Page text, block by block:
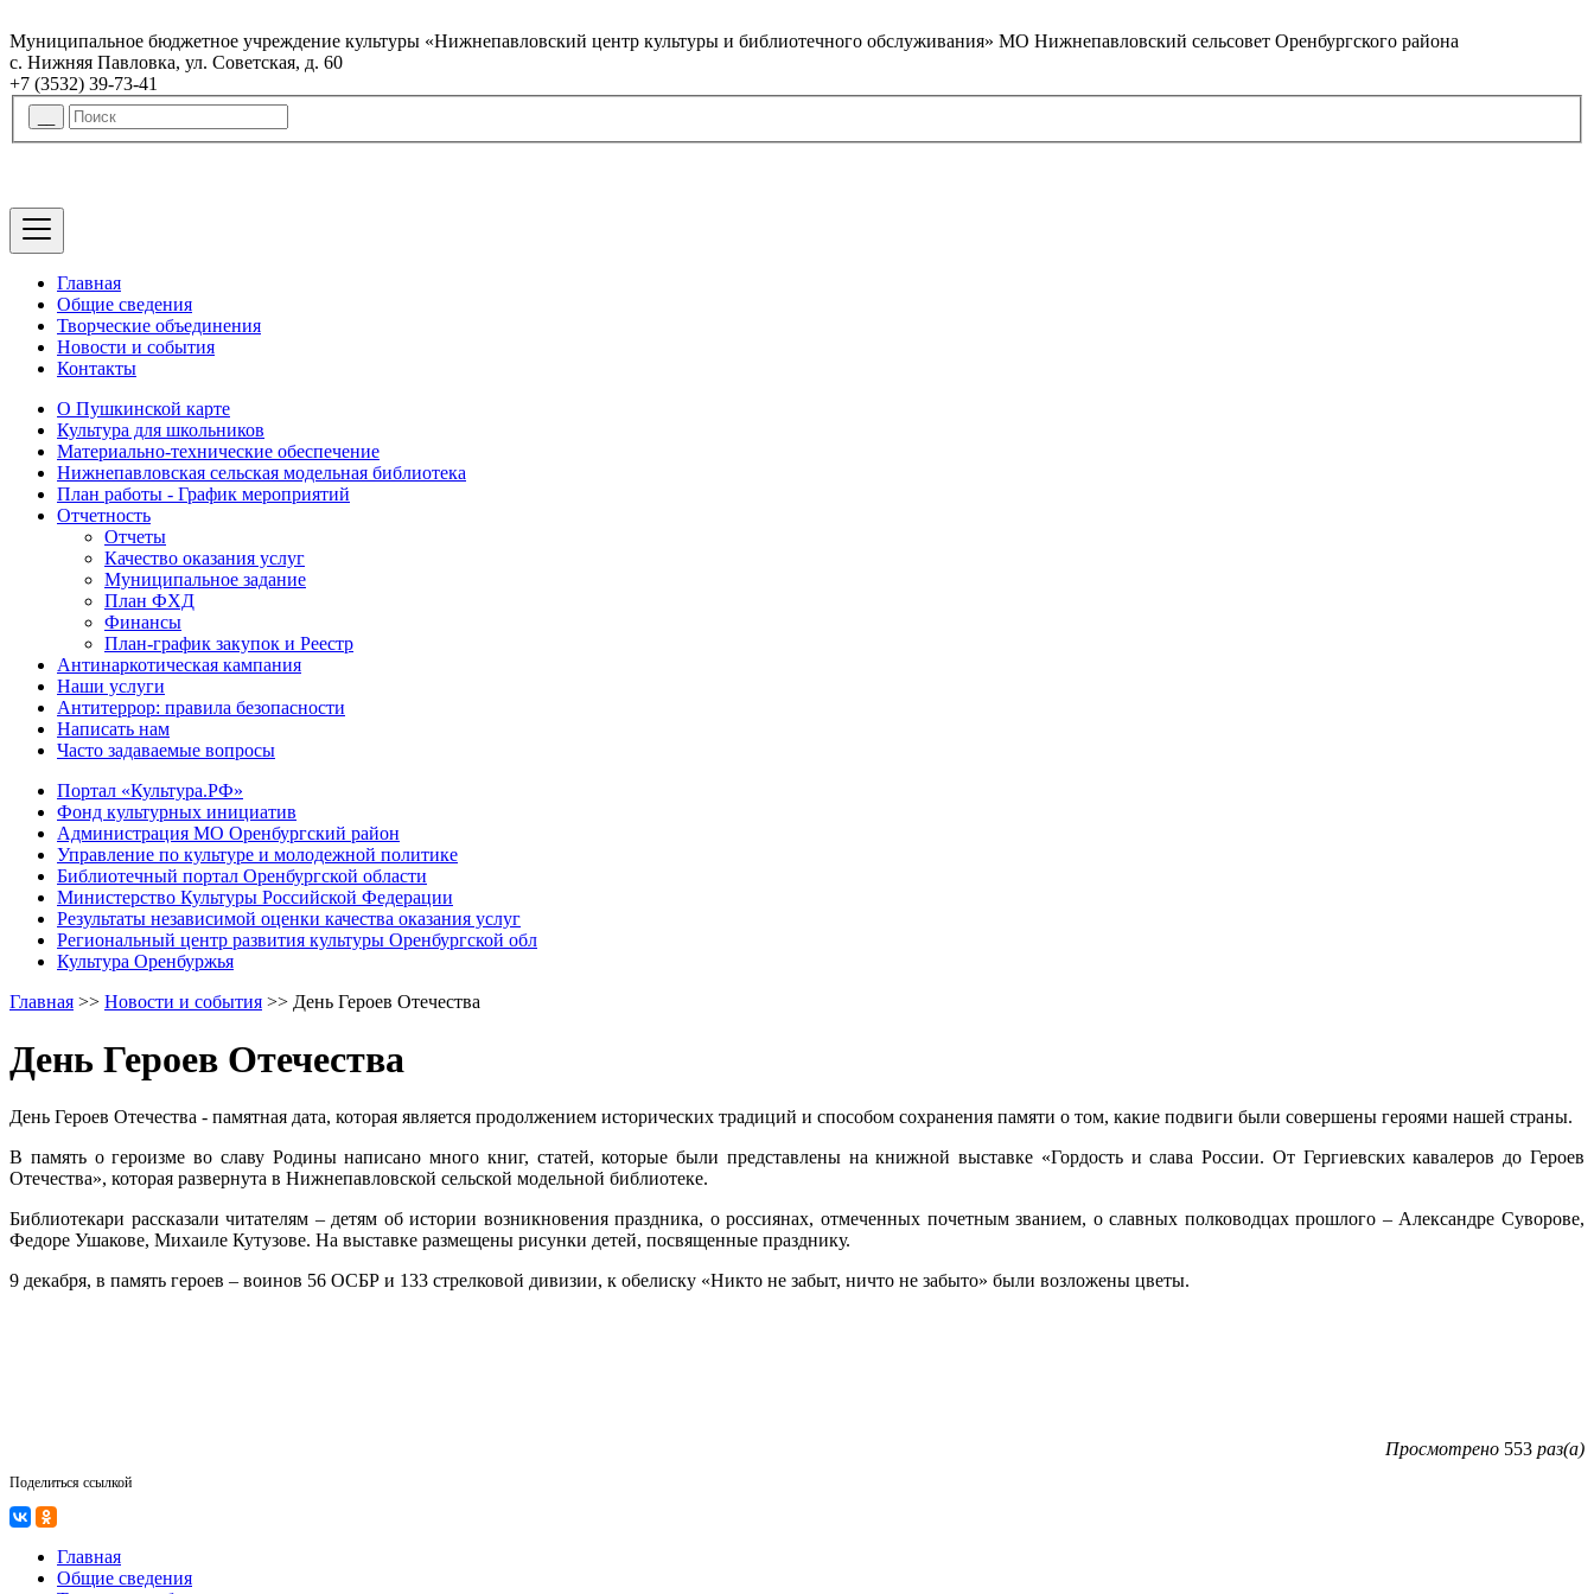
Муниципальное бюджетное учреждение культуры «Нижнепавловский центр культуры и библиотечного обслуживания» МО Нижнепавловский сельсовет Оренбургского района
с. Нижняя Павловка, ул. Советская, д. 60
+7 (3532) 39-73-41
Главная
Общие сведения
Творческие объединения
Новости и события
Контакты
О Пушкинской карте
Культура для школьников
Материально-технические обеспечение
Нижнепавловская сельская модельная библиотека
План работы - График мероприятий
Отчетность
Отчеты
Качество оказания услуг
Муниципальное задание
План ФХД
Финансы
План-график закупок и Реестр
Антинаркотическая кампания
Наши услуги
Антитеррор: правила безопасности
Написать нам
Часто задаваемые вопросы
Портал «Культура.РФ»
Фонд культурных инициатив
Администрация МО Оренбургский район
Управление по культуре и молодежной политике
Библиотечный портал Оренбургской области
Министерство Культуры Российской Федерации
Результаты независимой оценки качества оказания услуг
Региональный центр развития культуры Оренбургской обл
Культура Оренбуржья
Главная >> Новости и события >> День Героев Отечества
День Героев Отечества
День Героев Отечества - памятная дата, которая является продолжением исторических традиций и способом сохранения памяти о том, какие подвиги были совершены героями нашей страны.
В память о героизме во славу Родины написано много книг, статей, которые были представлены на книжной выставке «Гордость и слава России. От Гергиевских кавалеров до Героев
Отечества», которая развернута в Нижнепавловской сельской модельной библиотеке.
Библиотекари рассказали читателям – детям об истории возникновения праздника, о россиянах, отмеченных почетным званием, о славных полководцах прошлого – Александре Суворове,
Федоре Ушакове, Михаиле Кутузове. На выставке размещены рисунки детей, посвященные празднику.
9 декабря, в память героев – воинов 56 ОСБР и 133 стрелковой дивизии, к обелиску «Никто не забыт, ничто не забыто» были возложены цветы.
Просмотрено 553 раз(а)
Поделиться ссылкой
Главная
Общие сведения